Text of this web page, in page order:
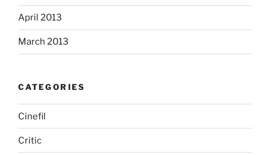
April 2013
March 2013
CATEGORIES
Cinefil
Critic